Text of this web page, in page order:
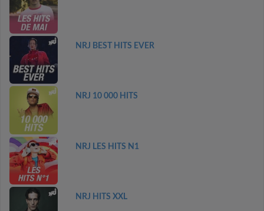
NRJ BEST HITS EVER
NRJ 10 000 HITS
NRJ LES HITS N1
NRJ HITS XXL